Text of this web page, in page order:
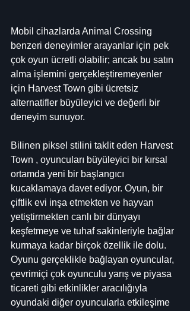
Mobil cihazlarda Animal Crossing
benzeri deneyimler arayanlar için pek
çok oyun ücretli olabilir; ancak bu satın
alma işlemini gerçekleştiremeyenler
için Harvest Town gibi ücretsiz
alternatifler büyüleyici ve değerli bir
deneyim sunuyor.
Bilinen piksel stilini taklit eden Harvest
Town , oyuncuları büyüleyici bir kırsal
ortamda yeni bir başlangıcı
kucaklamaya davet ediyor. Oyun, bir
çiftlik evi inşa etmekten ve hayvan
yetiştirmekten canlı bir dünyayı
keşfetmeye ve tuhaf sakinleriyle bağlar
kurmaya kadar birçok özellik ile dolu.
Oyunu gerçeklikle bağlayan oyuncular,
çevrimiçi çok oyunculu yarış ve piyasa
ticareti gibi etkinlikler aracılığıyla
oyundaki diğer oyuncularla etkileşime